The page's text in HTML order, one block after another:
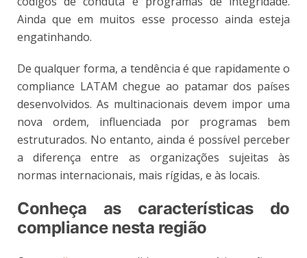
Ainda que em muitos esse processo ainda esteja
engatinhando.
De qualquer forma, a tendência é que rapidamente o
compliance LATAM chegue ao patamar dos países
desenvolvidos. As multinacionais devem impor uma
nova ordem, influenciada por programas bem
estruturados. No entanto, ainda é possível perceber
a diferença entre as organizações sujeitas às
normas internacionais, mais rígidas, e às locais.
Conheça as características do
compliance nesta região